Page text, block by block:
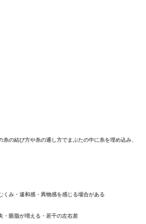
糸の結び方や糸の通し方でまぶたの中に糸を埋め込み、
くみ・違和感・異物感を感じる場合がある
・眼脂が増える・若干の左右差